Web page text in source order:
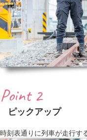
Point 2
ピックアップ
時刻表通りに列車が走行す